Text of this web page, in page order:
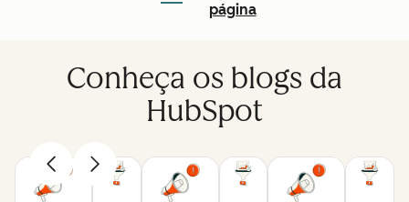
página
Conheça os blogs da
HubSpot